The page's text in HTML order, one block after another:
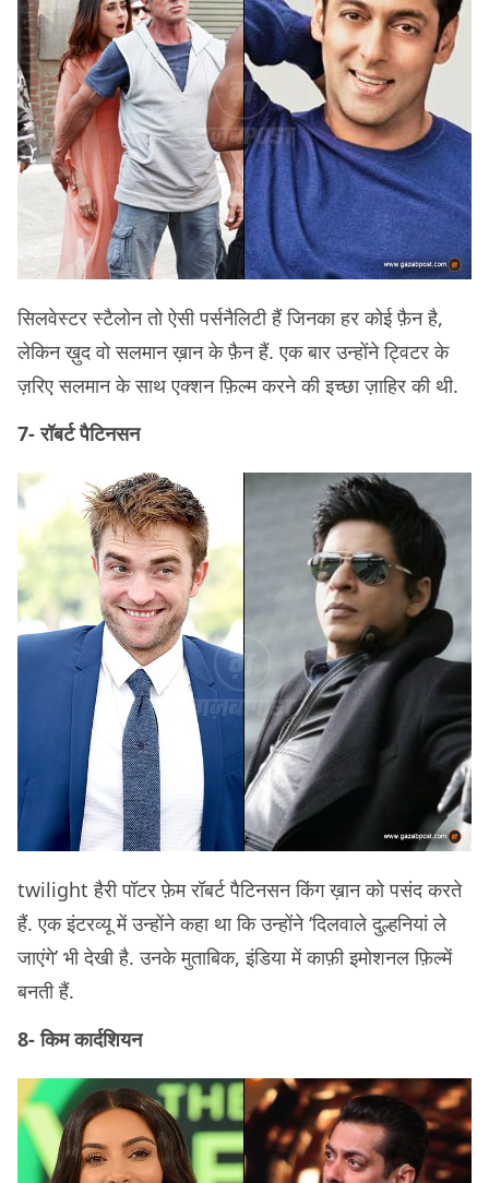
सिलवेस्टर स्टैलोन तो ऐसी पर्सनैलिटी हैं जिनका हर कोई फ़ैन है,
लेकिन ख़ुद वो सलमान ख़ान के फ़ैन हैं. एक बार उन्होंने ट्विटर के
ज़रिए सलमान के साथ एक्शन फ़िल्म करने की इच्छा ज़ाहिर की थी.
7- रॉबर्ट पैटिनसन
twilight हैरी पॉटर फ़ेम रॉबर्ट पैटिनसन किंग ख़ान को पसंद करते
हैं. एक इंटरव्यू में उन्होंने कहा था कि उन्होंने ‘दिलवाले दुल्हनियां ले
जाएंगे’ भी देखी है. उनके मुताबिक, इंडिया में काफ़ी इमोशनल फ़िल्में
बनती हैं.
8- किम कार्दशियन